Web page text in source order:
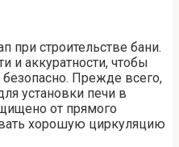
при строительстве бани.
и аккуратности, чтобы
Прежде всего,
установки печи в
от прямого
хорошую циркуляцию